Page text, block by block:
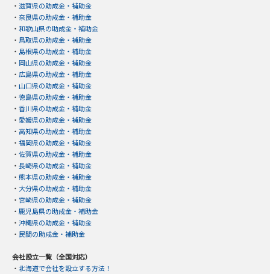
・ 滋賀県の助成金・補助金
・ 奈良県の助成金・補助金
・ 和歌山県の助成金・補助金
・ 鳥取県の助成金・補助金
・ 島根県の助成金・補助金
・ 岡山県の助成金・補助金
・ 広島県の助成金・補助金
・ 山口県の助成金・補助金
・ 徳島県の助成金・補助金
・ 香川県の助成金・補助金
・ 愛媛県の助成金・補助金
・ 高知県の助成金・補助金
・ 福岡県の助成金・補助金
・ 佐賀県の助成金・補助金
・ 長崎県の助成金・補助金
・ 熊本県の助成金・補助金
・ 大分県の助成金・補助金
・ 宮崎県の助成金・補助金
・ 鹿児島県の助成金・補助金
・ 沖縄県の助成金・補助金
・ 民間の助成金・補助金
会社設立一覧（全国対応）
・ 北海道で会社を設立する方法！